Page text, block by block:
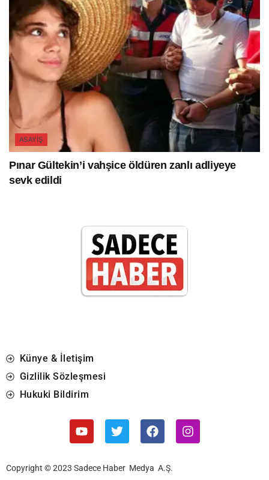
ASAYIŞ
Pınar Gültekin’i vahşice öldüren zanlı adliyeye
sevk edildi
Künye & İletişim
Gizlilik Sözleşmesi
Hukuki Bildirim
Copyright © 2023 Sadece Haber Medya A.Ş.